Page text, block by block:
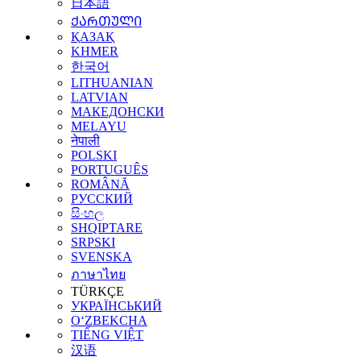
日本語
ᲥᲐᲠᲗᲣᲚᲘ
ҚАЗАҚ
KHMER
한국어
LITHUANIAN
LATVIAN
МАКЕДОНСКИ
MELAYU
नेपाली
POLSKI
PORTUGUÊS
ROMÂNĂ
РУССКИЙ
සිංහල
SHQIPTARE
SRPSKI
SVENSKA
ภาษาไทย
TÜRKÇE
УКРАЇНСЬКИЙ
O‘ZBEKCHA
TIẾNG VIỆT
汉语